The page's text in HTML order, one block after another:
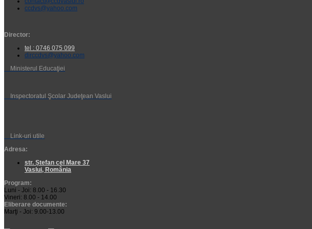
ccdvs@yahoo.com
Director:
tel : 0746 075 099
dirccdvs@yahoo.com
Ministerul Educaţiei
Inspectoratul Şcolar Judeţean Vaslui
Link-uri utile
Adresa:
str. Ștefan cel Mare 37
Vaslui, România
Program:
Luni - Joi: 8.00 - 16.30
Vineri: 8.00 - 14.00
Eliberare documente:
Marţi - Joi: 9.00-13.00